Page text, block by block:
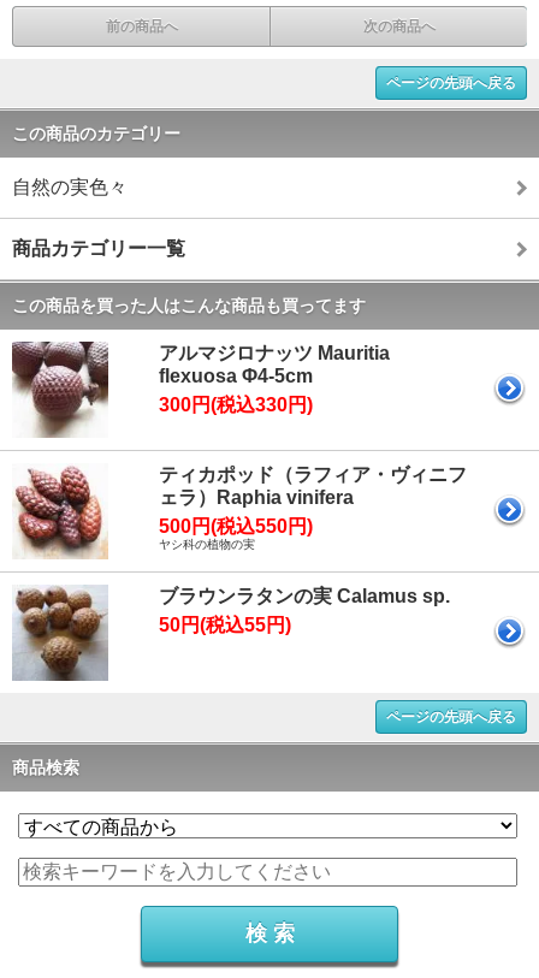
前の商品へ 次の商品へ
ページの先頭へ戻る
この商品のカテゴリー
自然の実色々
商品カテゴリー一覧
この商品を買った人はこんな商品も買ってます
アルマジロナッツ Mauritia
flexuosa Φ4-5cm
300円(税込330円)
ティカポッド（ラフィア・ヴィニフ
ェラ）Raphia vinifera
500円(税込550円)
ヤシ科の植物の実
ブラウンラタンの実 Calamus sp.
50円(税込55円)
ページの先頭へ戻る
商品検索